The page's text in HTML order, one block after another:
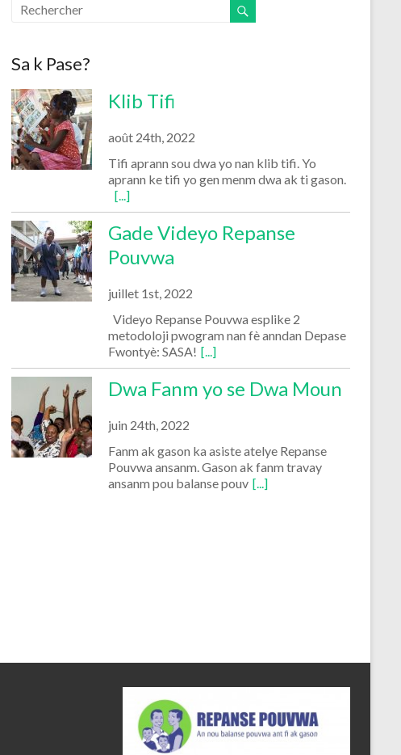
Sa k Pase?
Klib Tifi
août 24th, 2022
Tifi aprann sou dwa yo nan klib tifi. Yo
aprann ke tifi yo gen menm dwa ak ti gason.
[...]
Gade Videyo Repanse
Pouvwa
juillet 1st, 2022
Videyo Repanse Pouvwa esplike 2
metodoloji pwogram nan fè anndan Depase
Fwontyè: SASA! [...]
Dwa Fanm yo se Dwa Moun
juin 24th, 2022
Fanm ak gason ka asiste atelye Repanse
Pouvwa ansanm. Gason ak fanm travay
ansanm pou balanse pouv [...]